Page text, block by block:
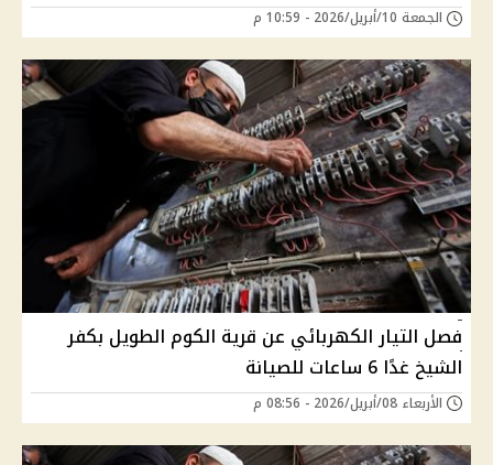
الجمعة 10/أبريل/2026 - 10:59 م
فصل التيار الكهربائي عن قرية الكوم الطويل بكفر
الشيخ غدًا 6 ساعات للصيانة
الأربعاء 08/أبريل/2026 - 08:56 م